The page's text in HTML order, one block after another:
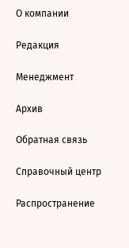
О компании
Редакция
Менеджмент
Архив
Обратная связь
Справочный центр
Распространение